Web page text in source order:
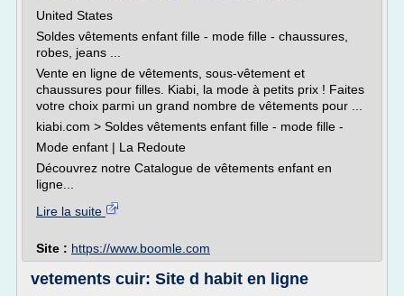
United States
Soldes vêtements enfant fille - mode fille - chaussures,
robes, jeans ...
Vente en ligne de vêtements, sous-vêtement et
chaussures pour filles. Kiabi, la mode à petits prix ! Faites
votre choix parmi un grand nombre de vêtements pour ...
kiabi.com > Soldes vêtements enfant fille - mode fille -
Mode enfant | La Redoute
Découvrez notre Catalogue de vêtements enfant en
ligne...
Lire la suite
Site : https://www.boomle.com
vetements cuir: Site d habit en ligne